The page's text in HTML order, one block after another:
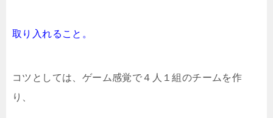
取り入れること。
コツとしては、ゲーム感覚で４人１組のチームを作
り、